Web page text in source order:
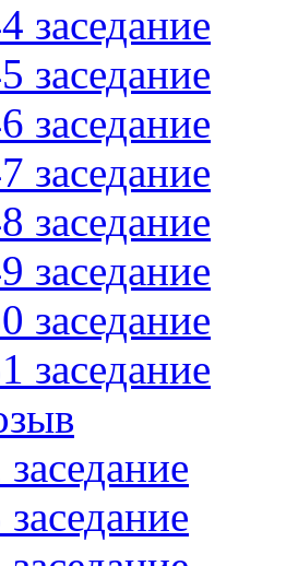
заседание
заседание
заседание
заседание
заседание
заседание
заседание
заседание
заседание
заседание